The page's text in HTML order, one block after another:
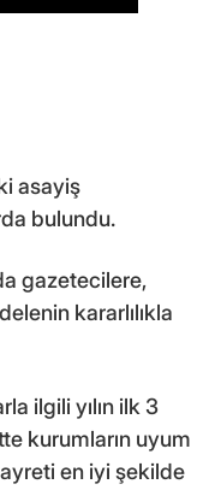
asayiş
bulundu.
gazetecilere,
kararlılıkla
ilgili yılın ilk 3
kurumların uyum
en iyi şekilde